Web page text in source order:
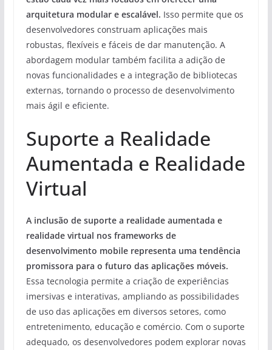
arquitetura modular e escalável. Isso permite que os
desenvolvedores construam aplicações mais
robustas, flexíveis e fáceis de dar manutenção. A
abordagem modular também facilita a adição de
novas funcionalidades e a integração de bibliotecas
externas, tornando o processo de desenvolvimento
mais ágil e eficiente.
Suporte a Realidade
Aumentada e Realidade
Virtual
A inclusão de suporte a realidade aumentada e
realidade virtual nos frameworks de
desenvolvimento mobile representa uma tendência
promissora para o futuro das aplicações móveis.
Essa tecnologia permite a criação de experiências
imersivas e interativas, ampliando as possibilidades
de uso das aplicações em diversos setores, como
entretenimento, educação e comércio. Com o suporte
adequado, os desenvolvedores podem explorar novas